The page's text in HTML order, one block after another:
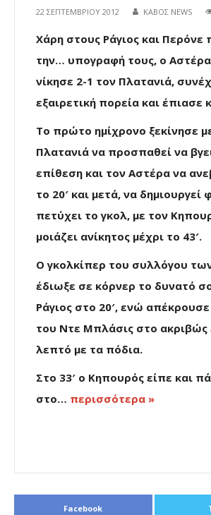
22 ΣΕΠΤΕΜΒΡΊΟΥ 2012 ΚΑΒΟΣ NEWS
Χάρη στους Ράγιος και Περόνε
την… υπογραφή τους, ο
νίκησε 2-1 τον Πλατανιά,
εξαιρετική πορεία και έπιασε
Το πρώτο ημίχρονο ξεκίνησε
Πλατανιά να προσπαθεί να
επίθεση και τον Αστέρα να
το 20′ και μετά, να δημιουργεί
πετύχει το γκολ, με τον
μοιάζει ανίκητος μέχρι το 43′.
Ο γκολκίπερ του συλλόγου
έδιωξε σε κόρνερ το δυνατό
Ράγιος στο 20′, ενώ
του Ντε Μπλάσις στο ακριβώς
λεπτό με τα πόδια.
Στο 33′ ο Κηπουρός είπε και
στο… περισσότερα »
Facebook